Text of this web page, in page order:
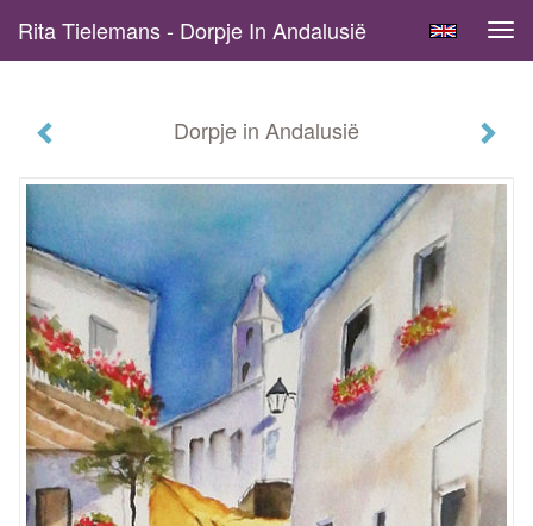
Rita Tielemans - Dorpje In Andalusië
Dorpje in Andalusië